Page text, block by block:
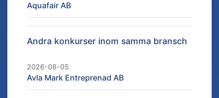
Aquafair AB
Andra konkurser inom samma bransch
2026-08-05
Avla Mark Entreprenad AB